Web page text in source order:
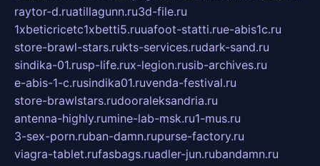
raytor-d.ruatillagunn.ru3d-file.ru
1xbeticricetc1xbetti5.ruuafoot-statti.rue-abis1c.ru
store-brawl-stars.rukts-services.rudark-sand.ru
sindika-01.rusp-life.rux-legion.rusib-archives.ru
e-abis-1-c.rusindika01.ruvenda-festival.ru
store-brawlstars.rudooraleksandria.ru
antenna-highly.rumine-lab-msk.ru1-mus.ru
3-sex-porn.ruban-damn.rupurse-factory.ru
viagra-tablet.rufasbags.ruadler-jun.rubandamn.ru